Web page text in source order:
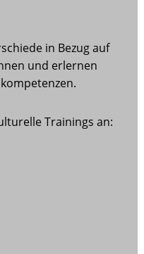
in Bezug auf
und erlernen
Trainings an: